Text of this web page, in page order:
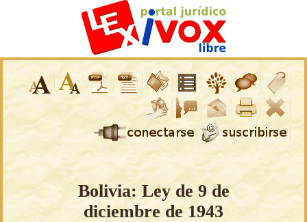
Bolivia: Ley de 9 de
diciembre de 1943